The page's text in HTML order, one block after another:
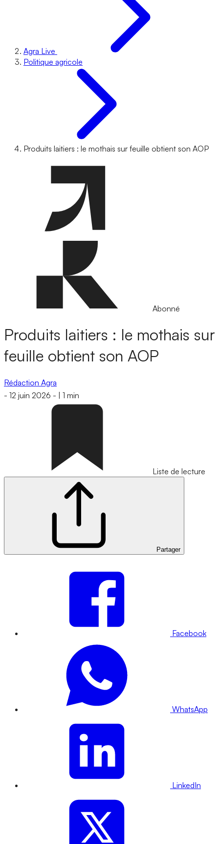
Agra Live
Politique agricole
Produits laitiers : le mothais sur feuille obtient son AOP
Abonné
Produits laitiers : le mothais sur
feuille obtient son AOP
Rédaction Agra
- 12 juin 2026 - 1 min
Liste de lecture
Partager
Facebook
WhatsApp
LinkedIn